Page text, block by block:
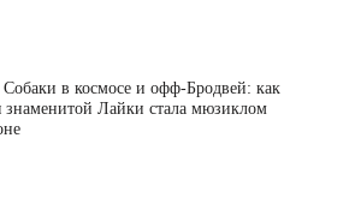
Собаки в космосе и офф-Бродвей: как
знаменитой Лайки стала мюзиклом